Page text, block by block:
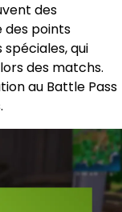
des
des points
qui
des matchs.
au Battle Pass